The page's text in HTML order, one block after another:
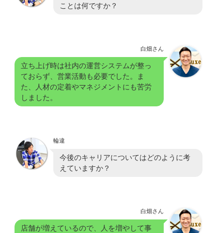
ことは何ですか？
白畑さん
立ち上げ時は社内の運営システムが整っ
ておらず、営業活動も必要でした。ま
た、人材の定着やマネジメントにも苦労
しました。
輪違
今後のキャリアについてはどのように考
えていますか？
白畑さん
店舗が増えているので、人を増やして事